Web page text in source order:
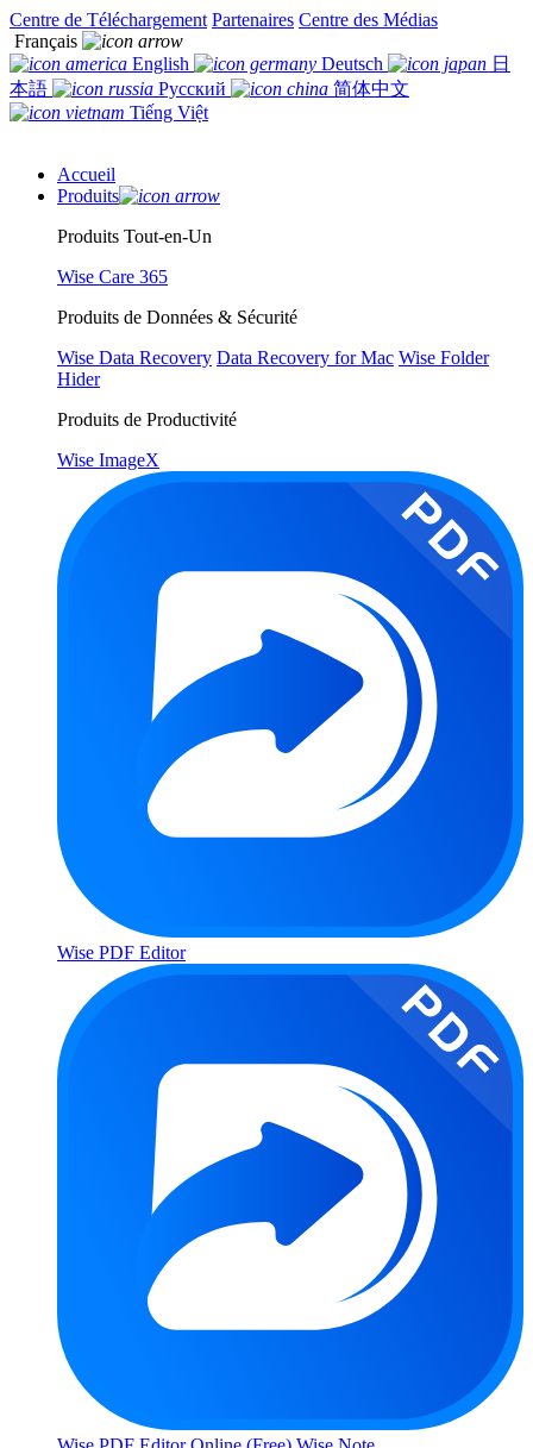
Centre de Téléchargement Partenaires Centre des Médias
Français
English
Deutsch
日
本語
Русский
简体中文
Tiếng Việt
Accueil
Produits
Produits Tout-en-Un
Wise Care 365
Produits de Données & Sécurité
Wise Data Recovery Data Recovery for Mac Wise Folder
Hider
Produits de Productivité
Wise ImageX
Wise PDF Editor